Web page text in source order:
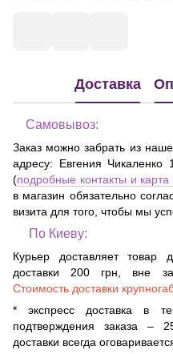
Доставка
Самовывоз:
Заказ можно забрать из
адресу: Евгения
(подробные контакты и карта
в магазин обязательно
визита для того, чтобы мы
По Киеву:
Курьер доставляет товар
доставки 200 грн, вне
Стоимость доставки
* экспресс доставка в
подтверждения заказа –
доставки всегда